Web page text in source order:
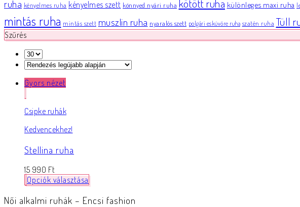
ruha kényelmes ruha kényelmes szett könnyed nyári ruha kötött ruha különleges maxi ruha
mintás ruha mintás szett muszlin ruha nyaralós szett polgári esküvőre ruha szatén ruha Tüll
Szűrés
Gyors nézet
Csipke ruhák
Kedvencekhez!
Stellina ruha
15 990 Ft
Opciók választása
Női alkalmi ruhák – Encsi fashion